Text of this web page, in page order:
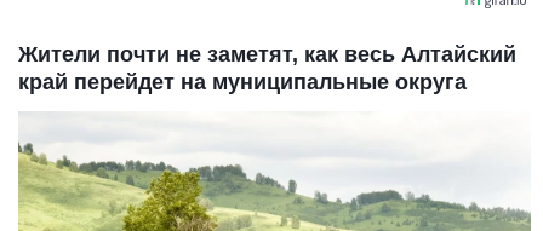
Жители почти не заметят, как весь Алтайский
край перейдет на муниципальные округа